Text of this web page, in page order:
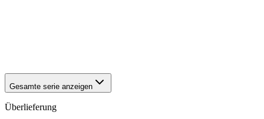
Gesamte serie anzeigen
Überlieferung